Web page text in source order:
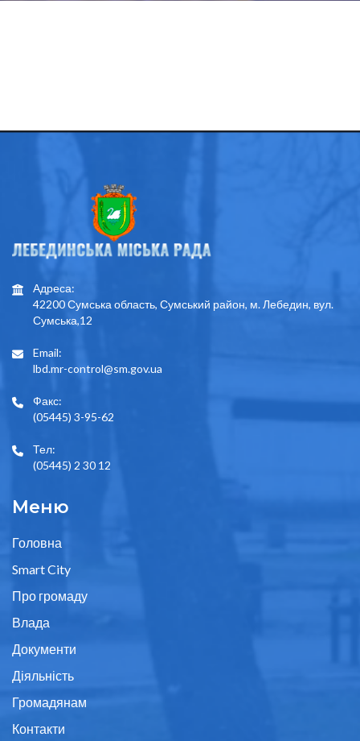
Адреса:
42200 Сумська область, Сумський район, м. Лебедин, вул.
Сумська,12
Email:
lbd.mr-control@sm.gov.ua
Факс:
(05445) 3-95-62
Тел:
(05445) 2 30 12
Меню
Головна
Smart City
Про громаду
Влада
Документи
Діяльність
Громадянам
Контакти